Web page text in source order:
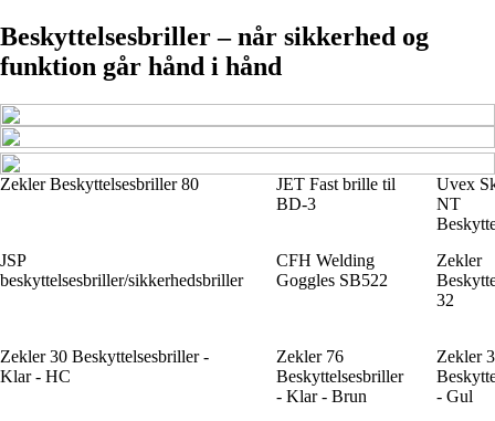
Beskyttelsesbriller – når sikkerhed og
funktion går hånd i hånd
Zekler Beskyttelsesbriller 80
JET Fast brille til
BD-3
Uvex
NT
JSP
beskyttelsesbriller/sikkerhedsbriller
CFH Welding
Goggles SB522
Zekler
32
Zekler 30 Beskyttelsesbriller -
Klar - HC
Zekler 76
Beskyttelsesbriller
- Klar - Brun
Zekler
- Gul